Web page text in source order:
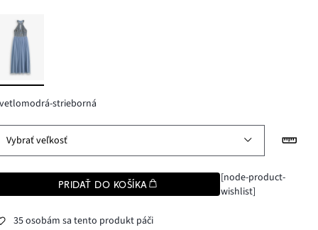
strieborná
Vybrať veľkosť
PRIDAŤ DO KOŠÍKA
[node-product-
wishlist]
35 osobám sa tento produkt páči